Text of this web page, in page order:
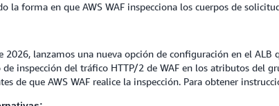
la forma en que AWS WAF inspecciona los cuerpos de
2026, lanzamos una nueva opción de configuración en el
inspección del tráfico HTTP/2 de WAF en los atributos del
de que AWS WAF realice la inspección. Para obtener